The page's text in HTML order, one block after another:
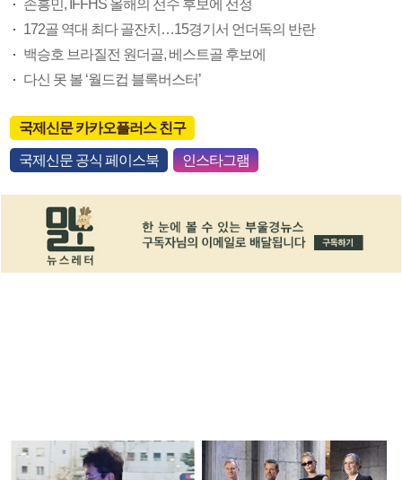
손흥민, IFFHS 올해의 선수 후보에 선정
172골 역대 최다 골잔치…15경기서 언더독의 반란
백승호 브라질전 원더골, 베스트골 후보에
다신 못 볼 ‘월드컵 블록버스터’
국제신문 카카오플러스 친구
국제신문 공식 페이스북 인스타그램